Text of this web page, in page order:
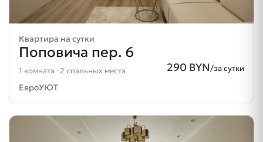
Квартира на сутки
Поповича пер. 6
290 BYN/за сутки
1 комната · 2 спальных места
ЕвроУЮТ